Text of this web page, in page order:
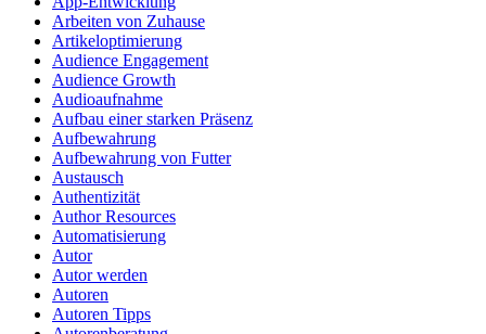
Arbeiten von Zuhause
Artikeloptimierung
Audience Engagement
Audience Growth
Audioaufnahme
Aufbau einer starken Präsenz
Aufbewahrung
Aufbewahrung von Futter
Austausch
Authentizität
Author Resources
Automatisierung
Autor
Autor werden
Autoren
Autoren Tipps